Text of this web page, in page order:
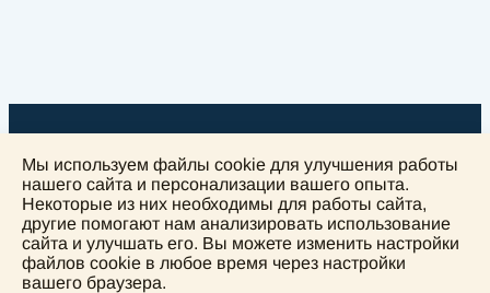
+
Мы используем файлы cookie для улучшения работы
нашего сайта и персонализации вашего опыта.
Некоторые из них необходимы для работы сайта,
другие помогают нам анализировать использование
сайта и улучшать его. Вы можете изменить настройки
файлов cookie в любое время через настройки
вашего браузера.